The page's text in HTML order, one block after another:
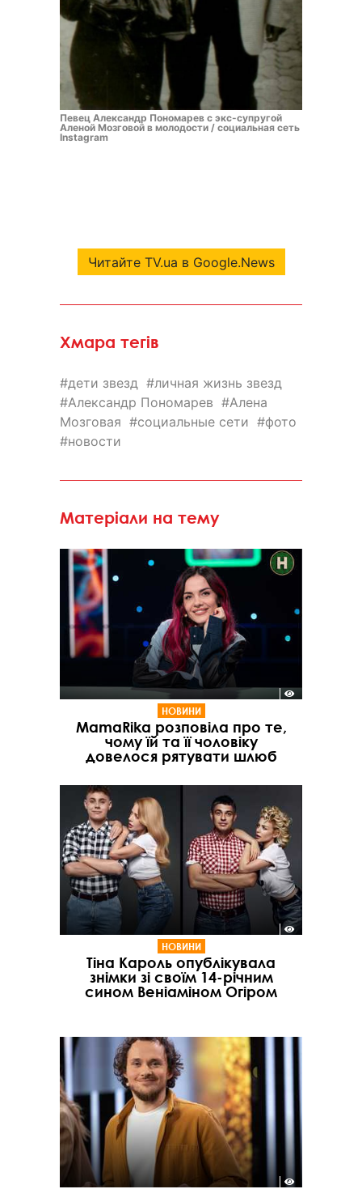
Певец Александр Пономарев с экс-супругой
Аленой Мозговой в молодости / социальная сеть
Instagram
Читайте TV.ua в Google.News
Хмара тегів
дети звезд
личная жизнь звезд
Александр Пономарев
Алена
Мозговая
социальные сети
фото
новости
Матеріали на тему
НОВИНИ
MamaRika розповіла про те,
чому їй та її чоловіку
довелося рятувати шлюб
НОВИНИ
Тіна Кароль опублікувала
знімки зі своїм 14-річним
сином Веніаміном Огіром